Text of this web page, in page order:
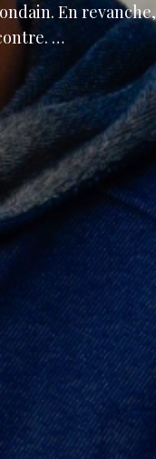
En revanche,
…